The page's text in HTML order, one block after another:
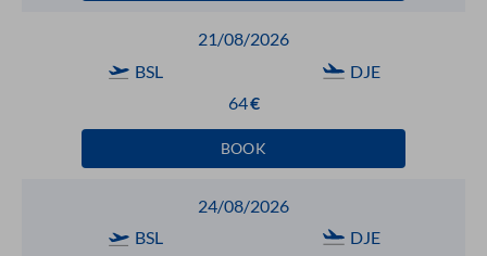
21/08/2026
BSL
DJE
64€
BOOK
24/08/2026
BSL
DJE